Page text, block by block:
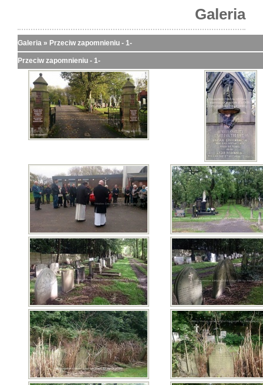
Galeria
Galeria » Przeciw zapomnieniu - 1-
Przeciw zapomnieniu - 1-